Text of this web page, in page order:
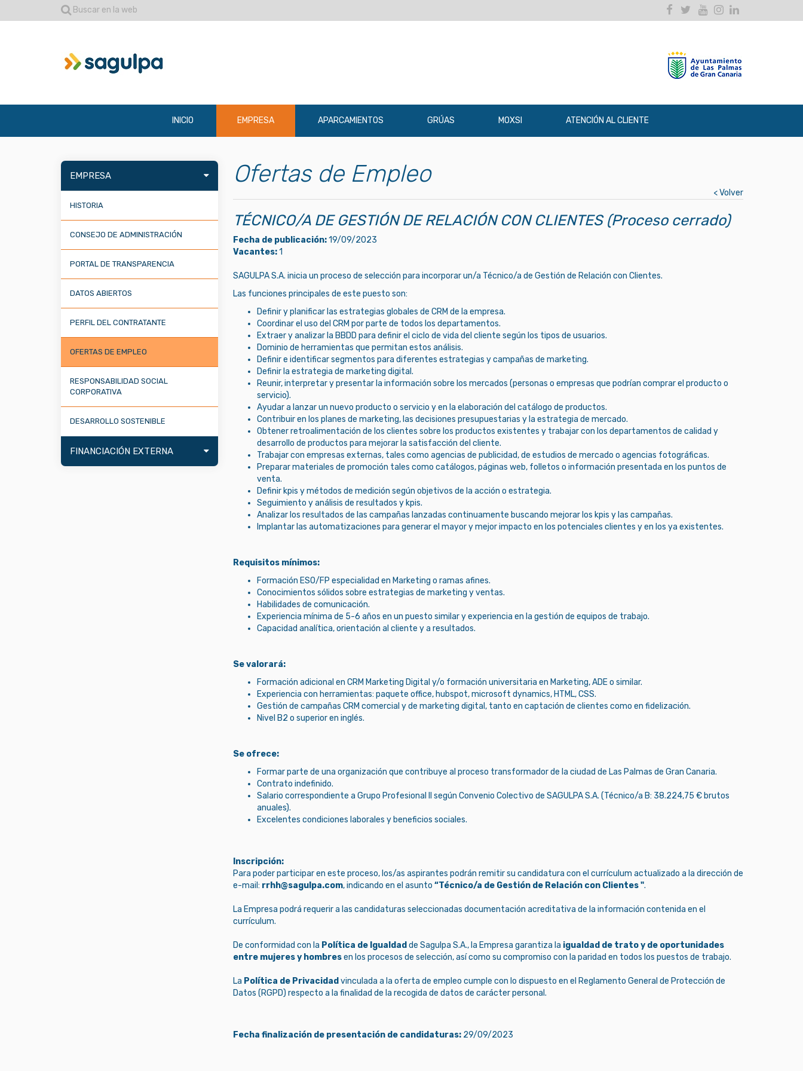
Buscar en la web Facebook
TwitterYoutubeInstagram
Linkedin
INICIO EMPRESA APARCAMIENTOS GRÚAS MOXSI ATENCIÓN AL CLIENTE
EMPRESA
HISTORIA
CONSEJO DE ADMINISTRACIÓN
PORTAL DE TRANSPARENCIA
DATOS ABIERTOS
PERFIL DEL CONTRATANTE
OFERTAS DE EMPLEO
RESPONSABILIDAD SOCIAL
CORPORATIVA
DESARROLLO SOSTENIBLE
FINANCIACIÓN EXTERNA
Ofertas de Empleo
< Volver
TÉCNICO/A DE GESTIÓN DE RELACIÓN CON CLIENTES (Proceso cerrado)
Fecha de publicación:19/09/2023
Vacantes:1
SAGULPA S.A. inicia un proceso de selección para incorporar un/a Técnico/a de Gestión de Relación con Clientes.
Las funciones principales de este puesto son:
Definir y planificar las estrategias globales de CRM de la empresa.
Coordinar el uso del CRM por parte de todos los departamentos.
Extraer y analizar la BBDD para definir el ciclo de vida del cliente según los tipos de usuarios.
Dominio de herramientas que permitan estos análisis.
Definir e identificar segmentos para diferentes estrategias y campañas de marketing.
Definir la estrategia de marketing digital.
Reunir, interpretar y presentar la información sobre los mercados (personas o empresas que podrían comprar el producto o
servicio).
Ayudar a lanzar un nuevo producto o servicio y en la elaboración del catálogo de productos.
Contribuir en los planes de marketing, las decisiones presupuestarias y la estrategia de mercado.
Obtener retroalimentación de los clientes sobre los productos existentes y trabajar con los departamentos de calidad y
desarrollo de productos para mejorar la satisfacción del cliente.
Trabajar con empresas externas, tales como agencias de publicidad, de estudios de mercado o agencias fotográficas.
Preparar materiales de promoción tales como catálogos, páginas web, folletos o información presentada en los puntos de
venta.
Definir kpis y métodos de medición según objetivos de la acción o estrategia.
Seguimiento y análisis de resultados y kpis.
Analizar los resultados de las campañas lanzadas continuamente buscando mejorar los kpis y las campañas.
Implantar las automatizaciones para generar el mayor y mejor impacto en los potenciales clientes y en los ya existentes.
Requisitos mínimos:
Formación ESO/FP especialidad en Marketing o ramas afines.
Conocimientos sólidos sobre estrategias de marketing y ventas.
Habilidades de comunicación.
Experiencia mínima de 5-6 años en un puesto similar y experiencia en la gestión de equipos de trabajo.
Capacidad analítica, orientación al cliente y a resultados.
Se valorará:
Formación adicional en CRM Marketing Digital y/o formación universitaria en Marketing, ADE o similar.
Experiencia con herramientas: paquete office, hubspot, microsoft dynamics, HTML, CSS.
Gestión de campañas CRM comercial y de marketing digital, tanto en captación de clientes como en fidelización.
Nivel B2 o superior en inglés.
Se ofrece:
Formar parte de una organización que contribuye al proceso transformador de la ciudad de Las Palmas de Gran Canaria.
Contrato indefinido.
Salario correspondiente a Grupo Profesional II según Convenio Colectivo de SAGULPA S.A. (Técnico/a B: 38.224,75 € brutos
anuales).
Excelentes condiciones laborales y beneficios sociales.
Inscripción:
Para poder participar en este proceso, los/as aspirantes podrán remitir su candidatura con el currículum actualizado a la dirección de
e-mail: rrhh@sagulpa.com, indicando en el asunto “Técnico/a de Gestión de Relación con Clientes ".
La Empresa podrá requerir a las candidaturas seleccionadas documentación acreditativa de la información contenida en el
currículum.
De conformidad con la Política de Igualdad de Sagulpa S.A., la Empresa garantiza la igualdad de trato y de oportunidades
entre mujeres y hombresen los procesos de selección, así como su compromiso con la paridad en todos los puestos de trabajo.
La Política de Privacidad vinculada a la oferta de empleo cumple con lo dispuesto en el Reglamento General de Protección de
Datos (RGPD) respecto a la finalidad de la recogida de datos de carácter personal.
Fecha finalización de presentación de candidaturas:29/09/2023